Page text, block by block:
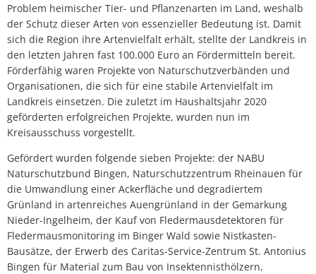
Problem heimischer Tier- und Pflanzenarten im Land, weshalb
der Schutz dieser Arten von essenzieller Bedeutung ist. Damit
sich die Region ihre Artenvielfalt erhält, stellte der Landkreis in
den letzten Jahren fast 100.000 Euro an Fördermitteln bereit.
Förderfähig waren Projekte von Naturschutzverbänden und
Organisationen, die sich für eine stabile Artenvielfalt im
Landkreis einsetzen. Die zuletzt im Haushaltsjahr 2020
geförderten erfolgreichen Projekte, wurden nun im
Kreisausschuss vorgestellt.
Gefördert wurden folgende sieben Projekte: der NABU
Naturschutzbund Bingen, Naturschutzzentrum Rheinauen für
die Umwandlung einer Ackerfläche und degradiertem
Grünland in artenreiches Auengrünland in der Gemarkung
Nieder-Ingelheim, der Kauf von Fledermausdetektoren für
Fledermausmonitoring im Binger Wald sowie Nistkasten-
Bausätze, der Erwerb des Caritas-Service-Zentrum St. Antonius
Bingen für Material zum Bau von Insektennisthölzern,